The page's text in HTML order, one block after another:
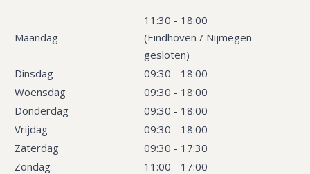
Maandag
11:30 - 18:00
(Eindhoven / Nijmegen
gesloten)
Dinsdag
09:30 - 18:00
Woensdag
09:30 - 18:00
Donderdag
09:30 - 18:00
Vrijdag
09:30 - 18:00
Zaterdag
09:30 - 17:30
Zondag
11:00 - 17:00